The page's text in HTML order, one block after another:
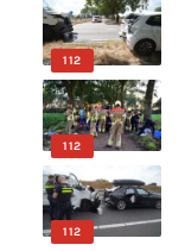
112
112
112